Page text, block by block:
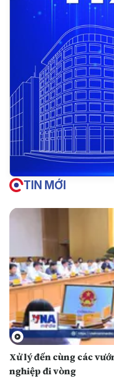
TIN MỚI
Xử lý đến cùng các
nghiệp đi vòng